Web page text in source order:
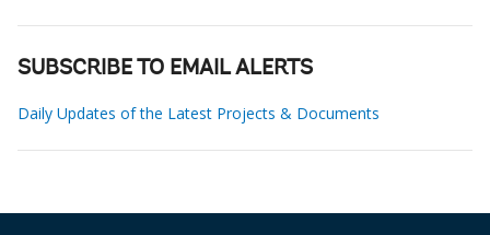
SUBSCRIBE TO EMAIL ALERTS
Daily Updates of the Latest Projects & Documents